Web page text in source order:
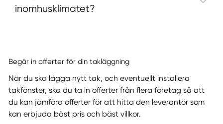
inomhusklimatet?
Begär in offerter för din takläggning
När du ska lägga nytt tak, och eventuellt installera
takfönster, ska du ta in offerter från flera företag så att
du kan jämföra offerter för att hitta den leverantör som
kan erbjuda bäst pris och bäst villkor.